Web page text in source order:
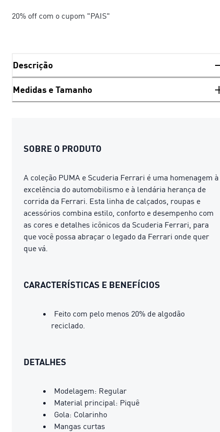
20% off com o cupom "PAIS"
Descrição
Medidas e Tamanho
SOBRE O PRODUTO
A coleção PUMA e Scuderia Ferrari é uma homenagem à
excelência do automobilismo e à lendária herança de
corrida da Ferrari. Esta linha de calçados, roupas e
acessórios combina estilo, conforto e desempenho com
as cores e detalhes icônicos da Scuderia Ferrari, para
que você possa abraçar o legado da Ferrari onde quer
que vá.
CARACTERÍSTICAS E BENEFÍCIOS
Feito com pelo menos 20% de algodão
reciclado.
DETALHES
Modelagem: Regular
Material principal: Piquê
Gola: Colarinho
Mangas curtas